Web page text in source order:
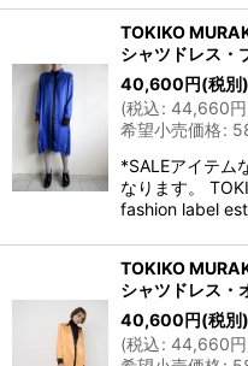
TOKIKO
シャツドレス・
40,600円(税別)
(税込: 44,660円
希望小売価格:
*SALEアイテム
なります。
fashion label
TOKIKO
シャツドレス・
40,600円(税別)
(税込: 44,660円